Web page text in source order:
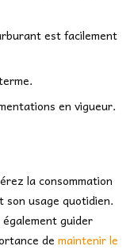
est facilement
en vigueur.
la consommation
usage quotidien.
guider
de maintenir le